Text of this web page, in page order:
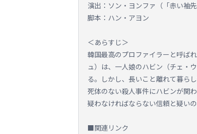
演出：ソン・ヨンファ（「赤い袖
脚本：ハン・アヨン
＜あらすじ＞
韓国最高のプロファイラーと呼ば
ュ）は、一人娘のハビン（チェ・
る。しかし、長いこと離れて暮ら
死体のない殺人事件にハビンが関
疑わなければならない信頼と疑い
■関連リンク